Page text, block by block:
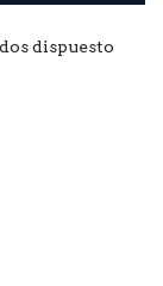
dispuesto